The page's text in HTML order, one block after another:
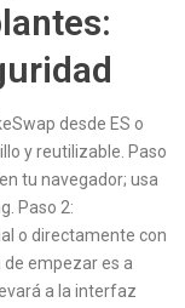
desde ES o
y reutilizable. Paso
tu navegador; usa
Paso 2:
o directamente con
empezar es a
a la interfaz